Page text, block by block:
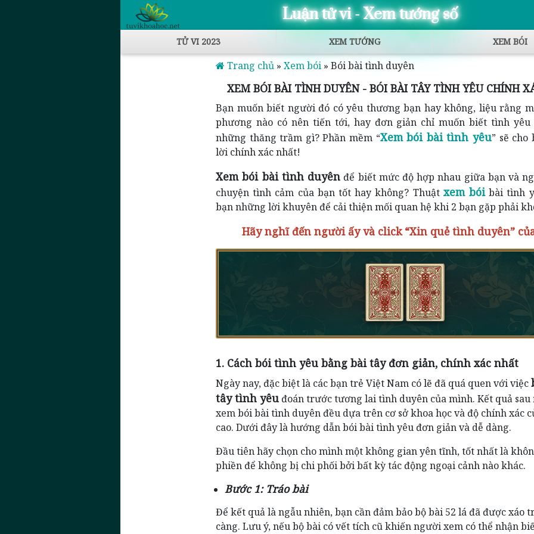
Luận tử vi - Xem tướng số
TỬ VI 2023 XEM TƯỚNG XEM BÓI
Trang chủ »Xem bói »Bói bài tình duyên
XEM BÓI BÀI TÌNH DUYÊN - BÓI BÀI TÂY TÌNH YÊU CHÍNH
Bạn muốn biết người đó có yêu thương bạn hay không, liệu rằng
phương nào có nên tiến tới, hay đơn giản chỉ muốn biết tình
những thăng trầm gì? Phần mềm “Xem bói bài tình yêu” sẽ cho
lời chính xác nhất!
Xem bói bài tình duyên để biết mức độ hợp nhau giữa bạn và
chuyện tình cảm của bạn tốt hay không? Thuật xem bóibài tình
bạn những lời khuyên để cải thiện mối quan hệ khi 2 bạn gặp phải
Hãy nghĩ đến người ấy và click “Xin quẻ tình duyên”
Cặp bài biểu tượng của một người đàn ông đứng tuổi ,đứng đắn ,tốt bụng, ngay
cảm
Nếu bạn đang lo lắng, đừng để nó lấn át hết suy nghĩ và tình cảm của mình.
một khoảng thời gian và bầu trời riêng để trấn tĩnh lại mình trước khi có quyết
Đẹp thay một đóa hồng liên
Giờ đây hạnh phúc vui vầy lứa đôi
1. Cách bói tình yêu bằng bài tây đơn giản, chính xác nhất
Ngày nay, đặc biệt là các bạn trẻ Việt Nam có lẽ đã quá quen với việc
tây tình yêu đoán trước tương lai tình duyên của mình. Kết quả sau
xem bói bài tình duyên đều dựa trên cơ sở khoa học và độ chính xác
cao. Dưới đây là hướng dẫn bói bài tình yêu đơn giản và dễ dàng.
Đầu tiên hãy chọn cho mình một không gian yên tĩnh, tốt nhất là
phiền để không bị chi phối bởi bất kỳ tác động ngoại cảnh nào khác.
Bước 1: Tráo bài
Để kết quả là ngẫu nhiên, bạn cần đảm bảo bộ bài 52 lá đã được xáo
càng. Lưu ý, nếu bộ bài có vết tích cũ khiến người xem có thể nhận